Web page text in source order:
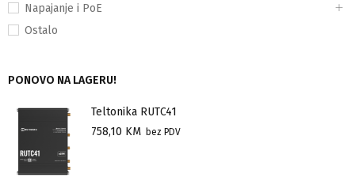
Napajanje i PoE
Ostalo
PONOVO NA LAGERU!
Teltonika RUTC41
758,10 KM bez PDV